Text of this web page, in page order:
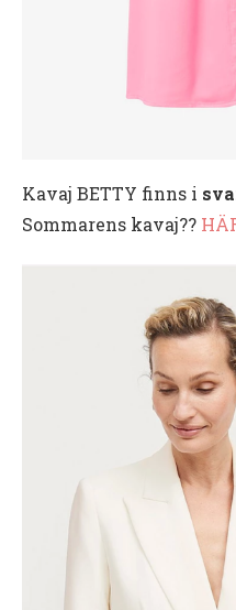
Kavaj BETTY finns i
Sommarens kavaj??